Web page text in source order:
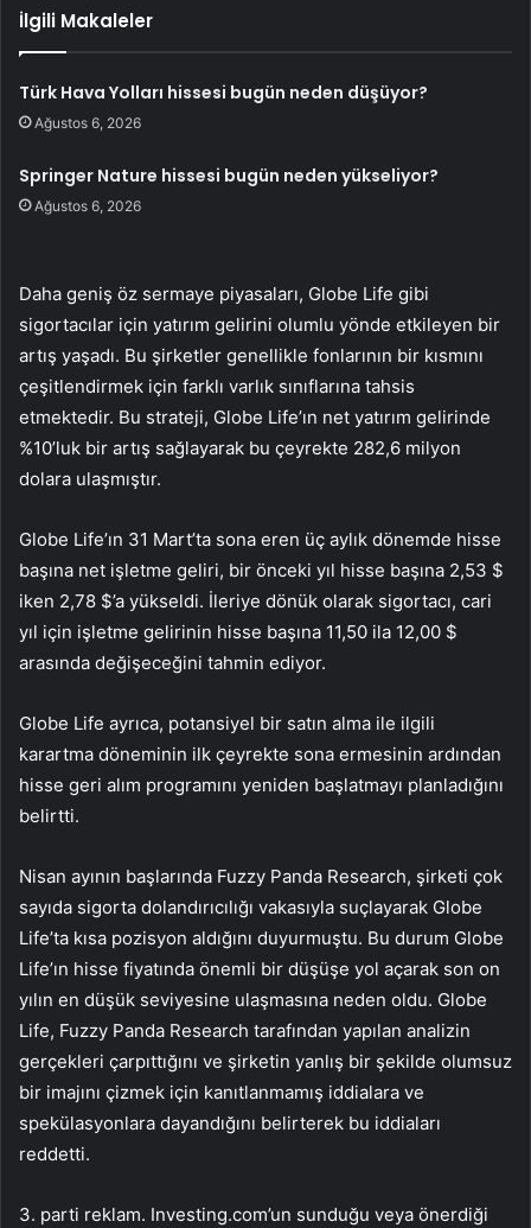
İlgili Makaleler
Türk Hava Yolları hissesi bugün neden düşüyor?
Ağustos 6, 2026
Springer Nature hissesi bugün neden yükseliyor?
Ağustos 6, 2026
Daha geniş öz sermaye piyasaları, Globe Life gibi
sigortacılar için yatırım gelirini olumlu yönde etkileyen bir
artış yaşadı. Bu şirketler genellikle fonlarının bir kısmını
çeşitlendirmek için farklı varlık sınıflarına tahsis
etmektedir. Bu strateji, Globe Life’ın net yatırım gelirinde
%10’luk bir artış sağlayarak bu çeyrekte 282,6 milyon
dolara ulaşmıştır.
Globe Life’ın 31 Mart’ta sona eren üç aylık dönemde hisse
başına net işletme geliri, bir önceki yıl hisse başına 2,53 $
iken 2,78 $’a yükseldi. İleriye dönük olarak sigortacı, cari
yıl için işletme gelirinin hisse başına 11,50 ila 12,00 $
arasında değişeceğini tahmin ediyor.
Globe Life ayrıca, potansiyel bir satın alma ile ilgili
karartma döneminin ilk çeyrekte sona ermesinin ardından
hisse geri alım programını yeniden başlatmayı planladığını
belirtti.
Nisan ayının başlarında Fuzzy Panda Research, şirketi çok
sayıda sigorta dolandırıcılığı vakasıyla suçlayarak Globe
Life’ta kısa pozisyon aldığını duyurmuştu. Bu durum Globe
Life’ın hisse fiyatında önemli bir düşüşe yol açarak son on
yılın en düşük seviyesine ulaşmasına neden oldu. Globe
Life, Fuzzy Panda Research tarafından yapılan analizin
gerçekleri çarpıttığını ve şirketin yanlış bir şekilde olumsuz
bir imajını çizmek için kanıtlanmamış iddialara ve
spekülasyonlara dayandığını belirterek bu iddiaları
reddetti.
3. parti reklam. Investing.com’un sunduğu veya önerdiği